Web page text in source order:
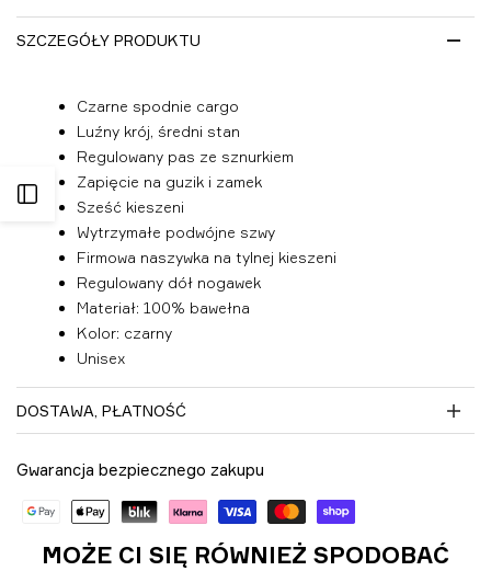
Otwórz
boczny
życzeń
SZCZEGÓŁY PRODUKTU
Czarne spodnie cargo
Luźny krój, średni stan
Regulowany pas ze sznurkiem
Zapięcie na guzik i zamek
Sześć kieszeni
Wytrzymałe podwójne szwy
Firmowa naszywka na tylnej kieszeni
Regulowany dół nogawek
Materiał: 100% bawełna
Kolor: czarny
Unisex
DOSTAWA, PŁATNOŚĆ
Gwarancja bezpiecznego zakupu
MOŻE CI SIĘ RÓWNIEŻ SPODOBAĆ